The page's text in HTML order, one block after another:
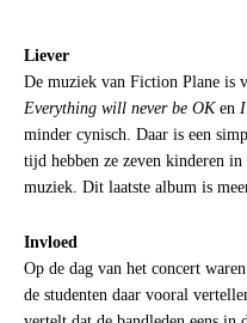
Liever
De muziek van Fiction Plane is
Everything will never be OKen
minder cynisch. Daar is een
tijd hebben ze zeven kinderen
muziek. Dit laatste album is
Invloed
Op de dag van het concert
de studenten daar vooral